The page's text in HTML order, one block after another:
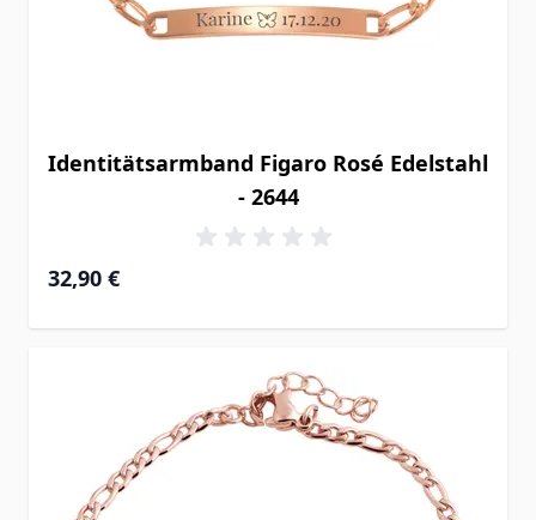
Identitätsarmband Figaro Rosé Edelstahl
- 2644
32,90 €